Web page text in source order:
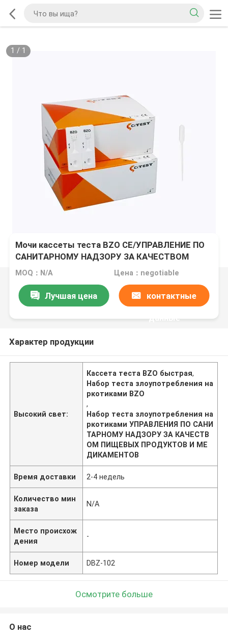
1 / 1
Мочи кассеты теста BZO CE/УПРАВЛЕНИЕ ПО
САНИТАРНОМУ НАДЗОРУ ЗА КАЧЕСТВОМ
ПИЩЕВЫХ ПРОДУКТОВ И МЕДИКАМЕНТОВ
метаболита Oxazepam быстрой главные
MOQ：N/A Цена：negotiable
Лучшая цена контактные
данные
Характер продукции
Высокий свет:
Кассета теста BZO быстрая,
Набор теста злоупотребления на
ркотиками BZO
,
Набор теста злоупотребления на
ркотиками УПРАВЛЕНИЯ ПО САНИ
ТАРНОМУ НАДЗОРУ ЗА КАЧЕСТВ
ОМ ПИЩЕВЫХ ПРОДУКТОВ И МЕ
ДИКАМЕНТОВ
Время доставки 2-4 недель
Количество мин
заказа
N/A
Место происхож
дения
-
Номер модели DBZ-102
Осмотрите больше
О нас